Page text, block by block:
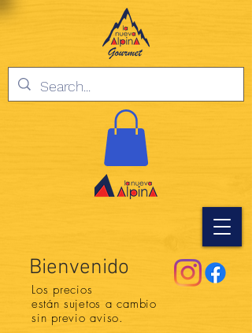
Bienvenido
Los precios
están sujetos a cambio
sin previo aviso.